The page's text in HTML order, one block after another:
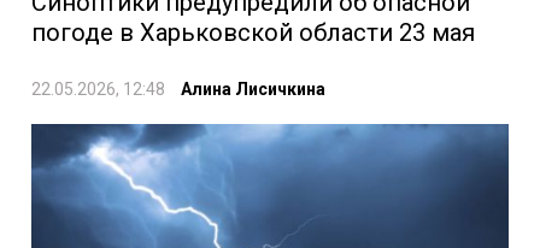
погоде в Харьковской области 23 мая
22.05.2026, 12:48 Алина Лисичкина